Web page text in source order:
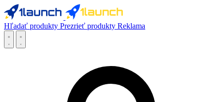
Hľadať produkty Prezrieť produkty Reklama